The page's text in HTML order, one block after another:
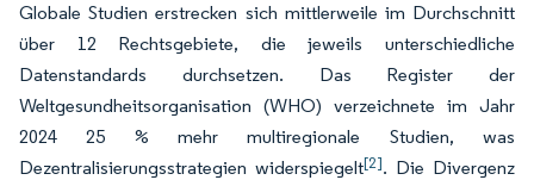
Globale Studien erstrecken sich mittlerweile im Durchschnitt
über 12 Rechtsgebiete, die jeweils unterschiedliche
Datenstandards durchsetzen. Das Register der
Weltgesundheitsorganisation (WHO) verzeichnete im Jahr
2024 25 % mehr multiregionale Studien, was
Dezentralisierungsstrategien widerspiegelt[2]. Die Divergenz